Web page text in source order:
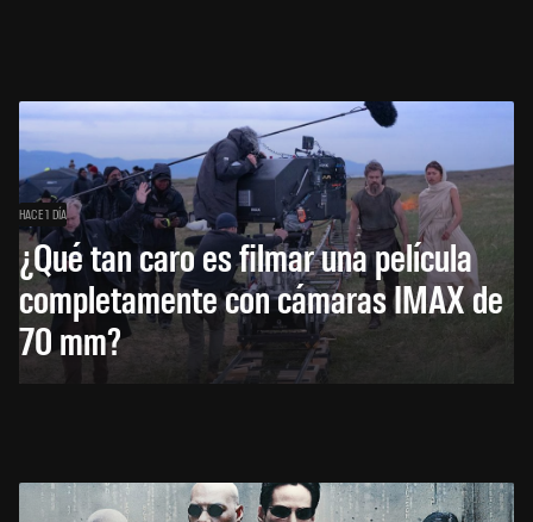
HACE 1 DÍA
¿Qué tan caro es filmar una película
completamente con cámaras IMAX de
70 mm?